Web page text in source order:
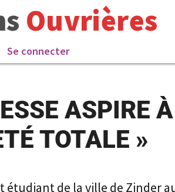
Ouvrières
Se connecter
ASPIRE
TOTALE »
de la ville de Zinder